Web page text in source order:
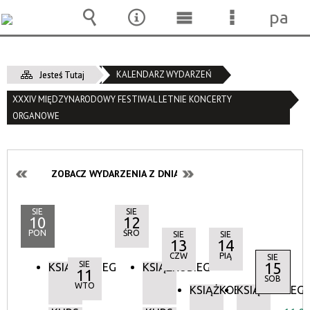
Jesteś Tutaj KALENDARZ WYDARZEŃ
XXXIV MIĘDZYNARODOWY FESTIWAL LETNIE KONCERTY
ORGANOWE
ZOBACZ WYDARZENIA Z DNIA:
SIE
10
PON
KSIĄŻKOBIEG
SIE
11
WTO
SIE
12
ŚRO
KSIĄŻKOBIEG
SIE
13
CZW
KSIĄŻKOBIEG
SIE
14
PIĄ
KSIĄŻKOBIEG
SIE
15
SOB
Wyszukiwarka
Narzędzia
MenuMenu